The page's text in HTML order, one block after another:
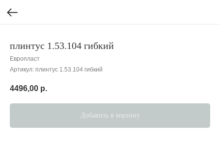
плинтус 1.53.104 гибкий
Европласт
Артикул: плинтус 1.53.104 гибкий
4496,00 р.
Добавить в корзину